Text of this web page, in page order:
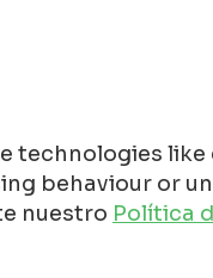
technologies
behaviour or
nuestro Política